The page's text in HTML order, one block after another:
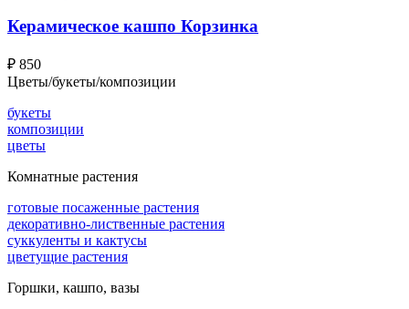
Керамическое кашпо Корзинка
₽ 850
Цветы/букеты/композиции
букеты
композиции
цветы
Комнатные растения
готовые посаженные растения
декоративно-лиственные растения
суккуленты и кактусы
цветущие растения
Горшки, кашпо, вазы